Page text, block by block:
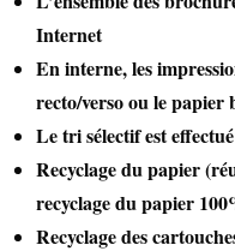
CÔTÉ NATURE
Internet
En interne, les
recto/verso ou le papier
Le tri sélectif est
Recyclage du papier
recyclage du papier
Recyclage des